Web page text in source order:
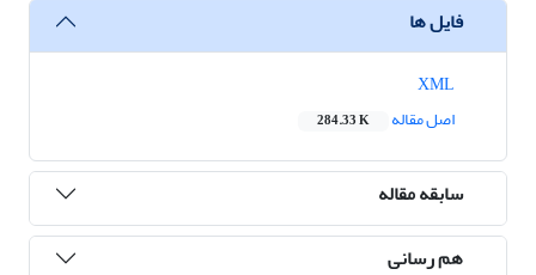
فایل ها
اصل مقاله
284.33 K
سابقه مقاله
هم رسانی